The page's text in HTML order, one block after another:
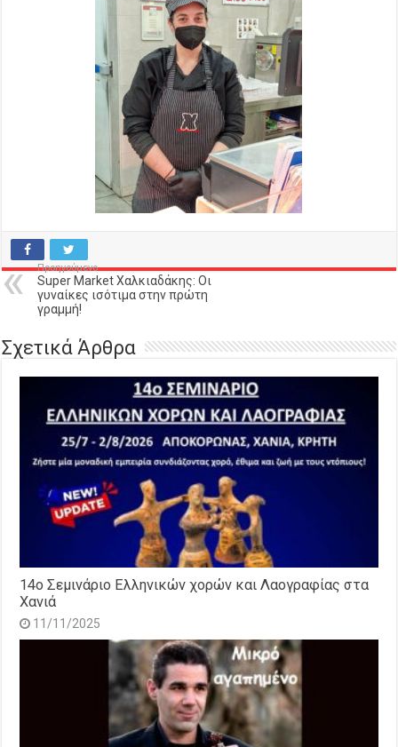
Προηγούμενο
Super Market Χαλκιαδάκης: Οι
γυναίκες ισότιμα στην πρώτη
γραμμή!
Σχετικά Άρθρα
14o Σεμινάριο Ελληνικών χορών και Λαογραφίας στα
Χανιά
11/11/2025